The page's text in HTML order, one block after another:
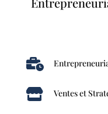

 Ventes et